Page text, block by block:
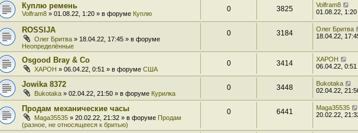
Куплю ремень
Volfram8 » 01.08.22, 1:20 » в форуме Куплю
0 3825
Volfram8
01.08.22, 1:20
ROSSIJA
Олег Бритва » 18.04.22, 17:45 » в форуме
Неопределённые
0 3184
Олег Бритва
18.04.22,
Osgood Bray & Co
XAPOH » 06.04.22, 0:51 » в форуме США
0 3414
XAPOH
06.04.22, 0:51
Jowika 8372
Bukotaka » 02.04.22, 21:50 » в форуме Курилка
0 3448
Bukotaka
02.04.22,
Продам механические часы
Maga35535 » 20.02.22, 21:32 » в форуме Продам
(разное, не относящееся к бритью)
0 6441
Maga35535
20.02.22,